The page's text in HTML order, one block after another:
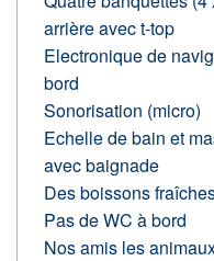
arrière avec t-top
Electronique de
bord
Sonorisation (micro)
Echelle de bain et
avec baignade
Des boissons
Pas de WC à bord
Nos amis les